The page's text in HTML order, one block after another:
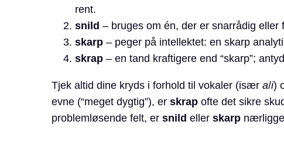
rent.
snild – bruges om én, der er snarrådig
skarp– peger på intellektet: en skarp
skrap– en tand kraftigere end “skarp”;
Tjek altid dine kryds i forhold til vokaler (især a/i)
evne (“meget dygtig”), er skrapofte det sikre
problemløsende felt, er snild eller skarp